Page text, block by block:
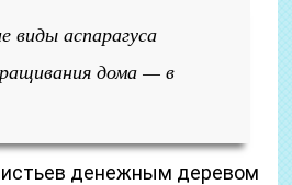
виды аспарагуса
дома — в
денежным деревом